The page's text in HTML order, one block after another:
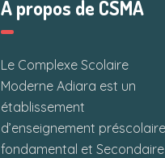
À propos de CSMA
Le Complexe Scolaire
Moderne Adiara est un
établissement
d’enseignement
fondamental et Secondaire